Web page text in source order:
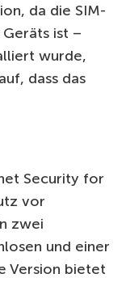
da die SIM-
ist –
wurde,
dass das
Security for
vor
zwei
und einer
Version bietet